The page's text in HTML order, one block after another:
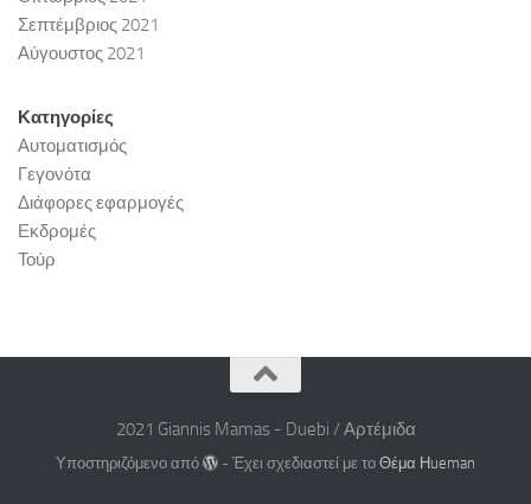
Σεπτέμβριος 2021
Αύγουστος 2021
Κατηγορίες
Αυτοματισμός
Γεγονότα
Διάφορες εφαρμογές
Εκδρομές
Τούρ
2021 Giannis Mamas - Duebi / Αρτέμιδα
Υποστηριζόμενο από - Έχει σχεδιαστεί με τοΘέμα Ηueman